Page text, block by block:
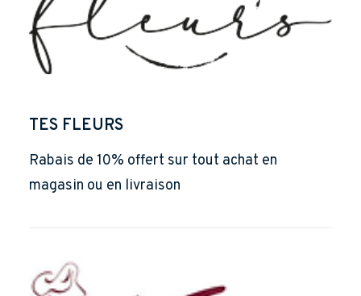
TES FLEURS
Rabais de 10% offert sur tout achat en
magasin ou en livraison